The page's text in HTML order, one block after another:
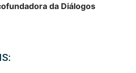
da Diálogos